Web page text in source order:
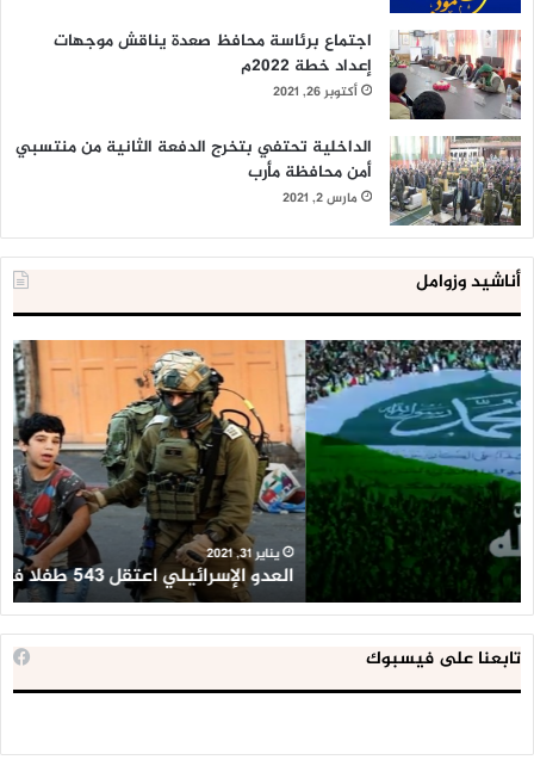
اجتماع برئاسة محافظ صعدة يناقش موجهات
إعداد خطة 2022م
أكتوبر 26, 2021
الداخلية تحتفي بتخرج الدفعة الثانية من منتسبي
أمن محافظة مأرب
مارس 2, 2021
أناشيد وزوامل
العدو
الإسرائيلي
اعتقل
543
طفلا
فلسطينيا
خلال
2020
يناير 31, 2021
العدو الإسرائيلي اعتقل 543 طفلا فلسطينيا خلال 2020
تابعنا على فيسبوك